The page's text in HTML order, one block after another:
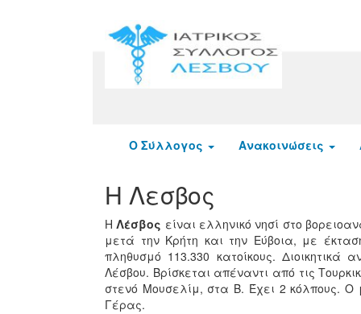
Ο Σύλλογος Ανακοινώσεις
Η Λεσβος
ΗΛέσβος είναι ελληνικό νησί στο
μετά την Κρήτη και την Εύβοια, με
πληθυσμό 113.330 κατοίκους. Διοικητικά
Λέσβου. Βρίσκεται απέναντι από τις
στενό Μουσελίμ, στα Β. Έχει 2 κόλπους. Ο
Γέρας.